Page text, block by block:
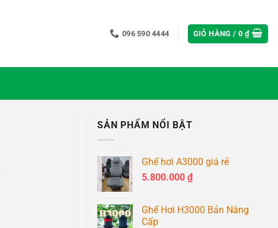
096 590 4444 GIỎ HÀNG / 0 ₫
SẢN PHẨM NỔI BẬT
Ghế hơi A3000 giá rẻ
5.800.000 ₫
Ghế Hơi H3000 Bản Nâng
Cấp